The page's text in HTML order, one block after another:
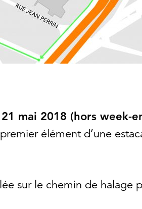
mai 2018 (hors week-
élément d’une
sur le chemin de halage